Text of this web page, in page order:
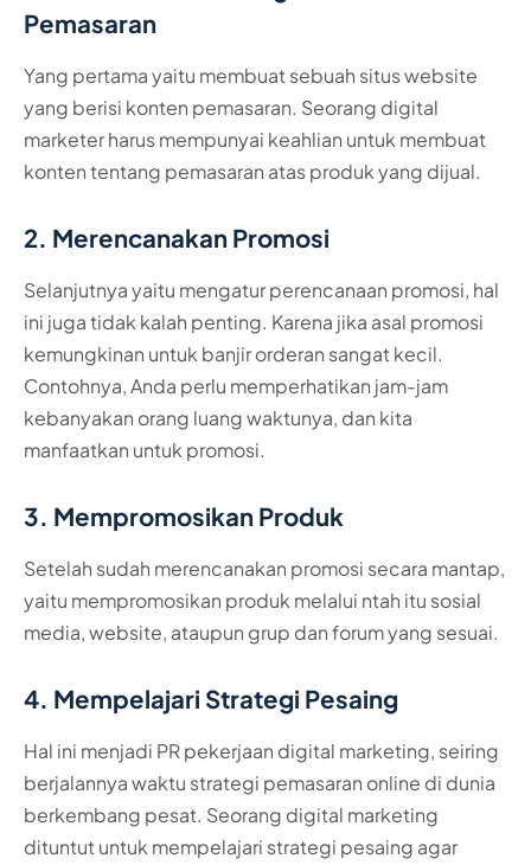
Pemasaran
Yang pertama yaitu membuat sebuah situs website
yang berisi konten pemasaran. Seorang digital
marketer harus mempunyai keahlian untuk membuat
konten tentang pemasaran atas produk yang dijual.
2. Merencanakan Promosi
Selanjutnya yaitu mengatur perencanaan promosi, hal
ini juga tidak kalah penting. Karena jika asal promosi
kemungkinan untuk banjir orderan sangat kecil.
Contohnya, Anda perlu memperhatikan jam-jam
kebanyakan orang luang waktunya, dan kita
manfaatkan untuk promosi.
3. Mempromosikan Produk
Setelah sudah merencanakan promosi secara mantap,
yaitu mempromosikan produk melalui ntah itu sosial
media, website, ataupun grup dan forum yang sesuai.
4. Mempelajari Strategi Pesaing
Hal ini menjadi PR pekerjaan digital marketing, seiring
berjalannya waktu strategi pemasaran online di dunia
berkembang pesat. Seorang digital marketing
dituntut untuk mempelajari strategi pesaing agar